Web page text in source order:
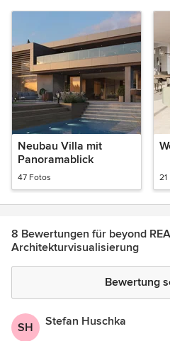
Neubau Villa mit
Panoramablick
47 Fotos 21
8 Bewertungen für beyond
Architekturvisualisierung
Bewertung
SH Stefan Huschka